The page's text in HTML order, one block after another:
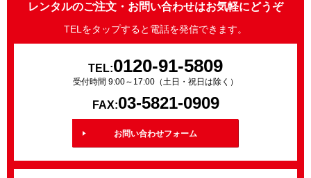
レンタルのご注文・お問い合わせはお気軽にどうぞ
TELをタップすると電話を発信できます。
TEL:0120-91-5809
受付時間 9:00～17:00（土日・祝日は除く）
FAX:03-5821-0909
お問い合わせフォーム